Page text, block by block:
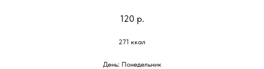
120 р.
271 ккал
День: Понедельник